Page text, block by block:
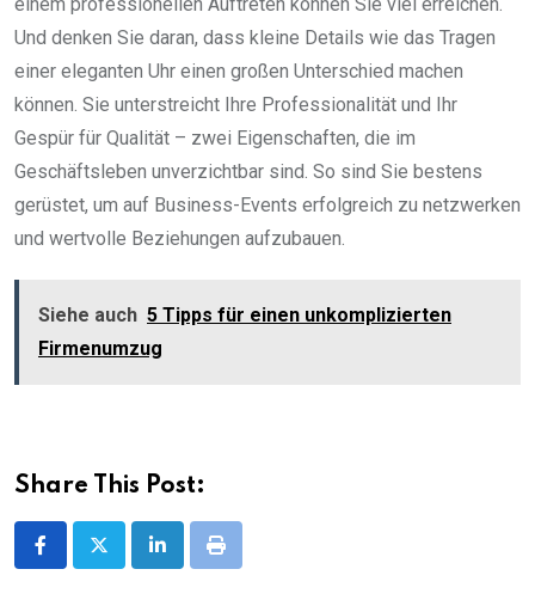
Und denken Sie daran, dass kleine Details wie das Tragen
einer eleganten Uhr einen großen Unterschied machen
können. Sie unterstreicht Ihre Professionalität und Ihr
Gespür für Qualität – zwei Eigenschaften, die im
Geschäftsleben unverzichtbar sind. So sind Sie bestens
gerüstet, um auf Business-Events erfolgreich zu netzwerken
und wertvolle Beziehungen aufzubauen.
Siehe auch 5 Tipps für einen unkomplizierten
Firmenumzug
Share This Post:
LinkedInPrint